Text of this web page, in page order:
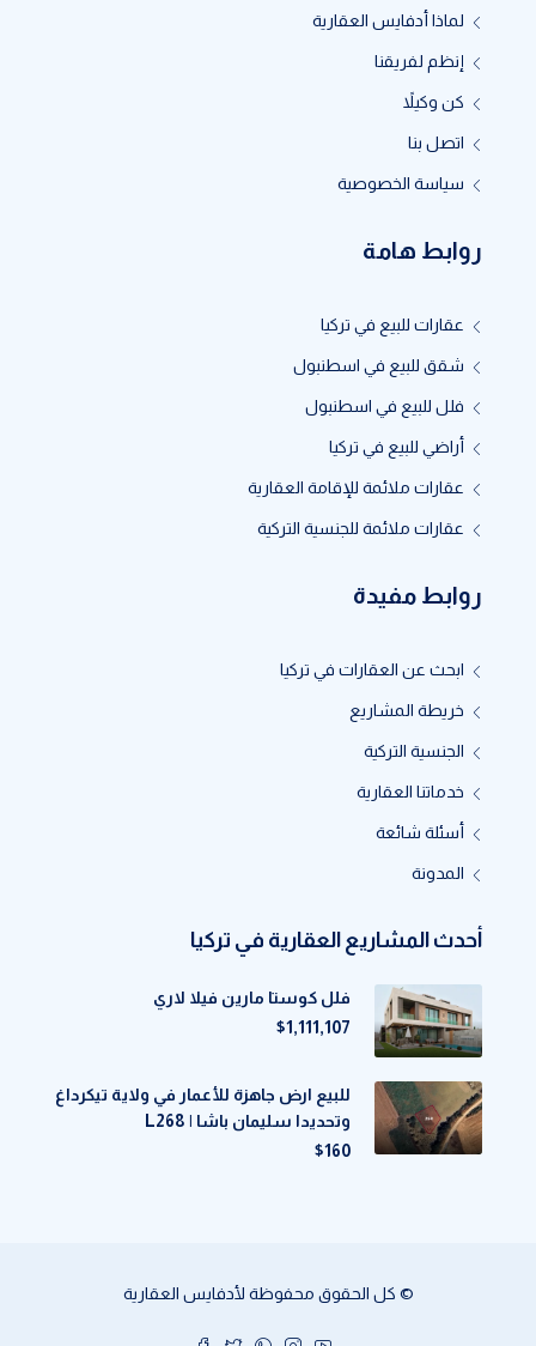
لماذا أدفايس العقارية
إنظم لفريقنا
كن وكيلاً
اتصل بنا
سياسة الخصوصية
روابط هامة
عقارات للبيع في تركيا
شقق للبيع في اسطنبول
فلل للبيع في اسطنبول
أراضي للبيع في تركيا
عقارات ملائمة للإقامة العقارية
عقارات ملائمة للجنسية التركية
روابط مفيدة
ابحث عن العقارات في تركيا
خريطة المشاريع
الجنسية التركية
خدماتنا العقارية
أسئلة شائعة
المدونة
أحدث المشاريع العقارية في تركيا
فلل كوستا مارين فيلا لاري
$1,111,107
للبيع ارض جاهزة للأعمار في ولاية تيكرداغ
وتحديدا سليمان باشا | L268
$160
© كل الحقوق محفوظة لأدفايس العقارية